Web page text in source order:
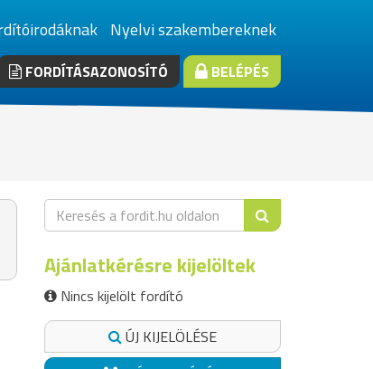
Nyelvi szakembereknek
FORDÍTÁSAZONOSÍTÓ BELÉPÉS
Ajánlatkérésre kijelöltek
Nincs kijelölt fordító
ÚJ KIJELÖLÉSE